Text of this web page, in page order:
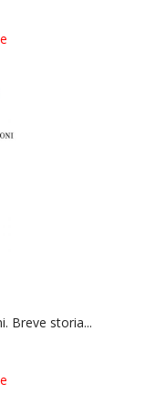
Breve storia...